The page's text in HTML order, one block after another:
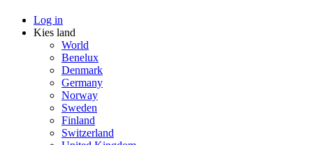
Log in
Kies land
World
Benelux
Denmark
Germany
Norway
Sweden
Finland
Switzerland